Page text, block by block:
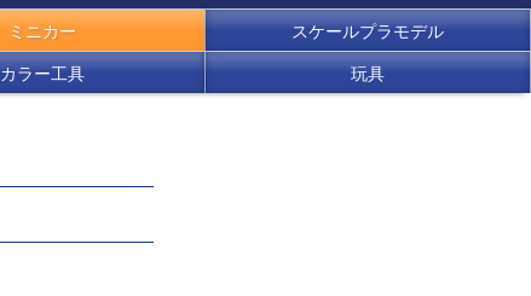
ミニカー スケールプラモデル
カラー工具 玩具